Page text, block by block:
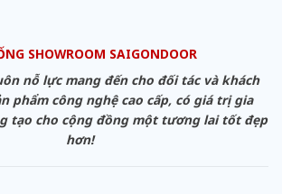
SHOWROOM SAIGONDOOR
nỗ lực mang đến cho đối tác và khách
phẩm công nghệ cao cấp, có giá trị gia
tạo cho cộng đồng một tương lai tốt đẹp
hơn!